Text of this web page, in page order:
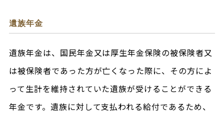
遺族年金
遺族年金は、国民年金又は厚生年金保険の被保険者又
は被保険者であった方が亡くなった際に、その方によ
って生計を維持されていた遺族が受けることができる
年金です。遺族に対して支払われる給付であるため、